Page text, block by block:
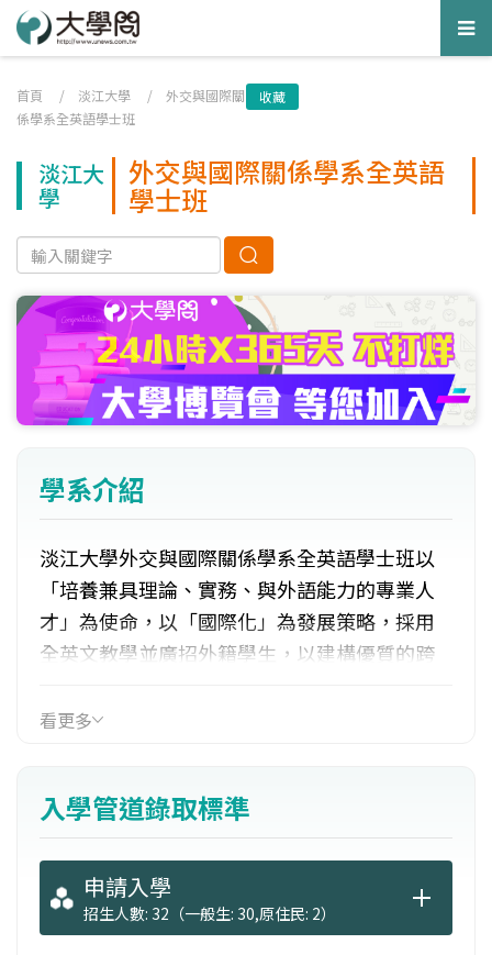
首頁 / 淡江大學 / 外交與國際關
係學系全英語學士班
收藏
淡江大
學
外交與國際關係學系全英語
學士班
學系介紹
淡江大學外交與國際關係學系全英語學士班以
「培養兼具理論、實務、與外語能力的專業人
才」為使命，以「國際化」為發展策略，採用
全英文教學並廣招外籍學生，以建構優質的跨
全系學生總人數的1/3為目標，爾後逐步增加至
長。
為了讓理論與實務的應用有所聚焦，並與產業
有更密切的連結，本系在國際研究學院各區域
研究所的支援下，特別規劃北美、拉丁美洲、
看更多
入學管道錄取標準
申請入學
招生人數: 32（一般生: 30,原住民: 2）